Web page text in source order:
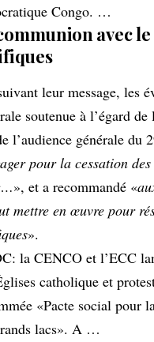
Congo. …
avec
leur message, les
soutenue à l’égard
l’audience générale du
pour la cessation
», et a recommandé «
mettre en œuvre pour
».
catholique et
«Pacte social pour
lacs». A …